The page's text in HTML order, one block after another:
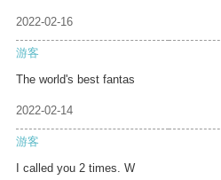
2022-02-16
游客
The world's best fantas
2022-02-14
游客
I called you 2 times. W